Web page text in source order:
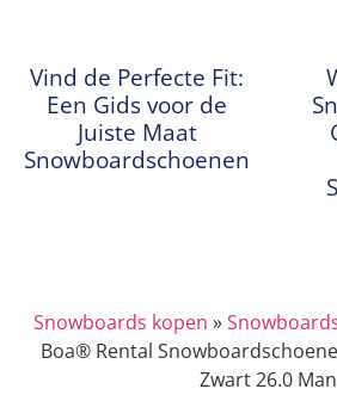
Vind de Perfecte Fit:
Een Gids voor de
Juiste Maat
Snowboardschoenen
Snowboards kopen »
Boa® Rental
Zwart 26.0 Man